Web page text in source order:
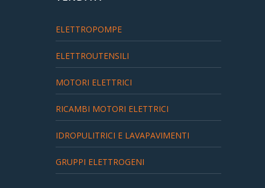
ELETTROPOMPE
ELETTROUTENSILI
MOTORI ELETTRICI
RICAMBI MOTORI ELETTRICI
IDROPULITRICI E LAVAPAVIMENTI
GRUPPI ELETTROGENI